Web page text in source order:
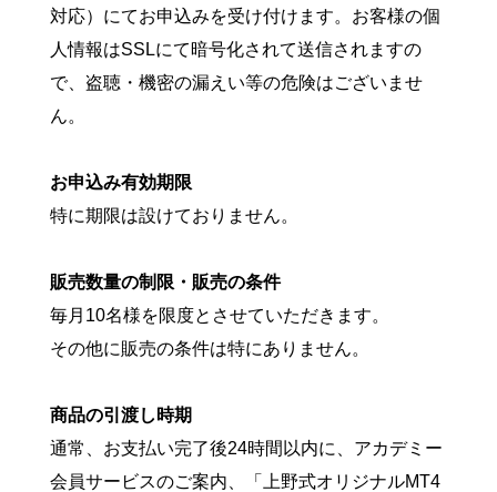
対応）にてお申込みを受け付けます。お客様の個
人情報はSSLにて暗号化されて送信されますの
で、盗聴・機密の漏えい等の危険はございませ
ん。
お申込み有効期限
特に期限は設けておりません。
販売数量の制限・販売の条件
毎月10名様を限度とさせていただきます。
その他に販売の条件は特にありません。
商品の引渡し時期
通常、お支払い完了後24時間以内に、アカデミー
会員サービスのご案内、「上野式オリジナルMT4